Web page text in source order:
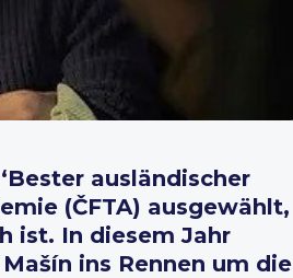
ausländischer
(ČFTA) ausgewählt,
ist. In diesem Jahr
ins Rennen um die